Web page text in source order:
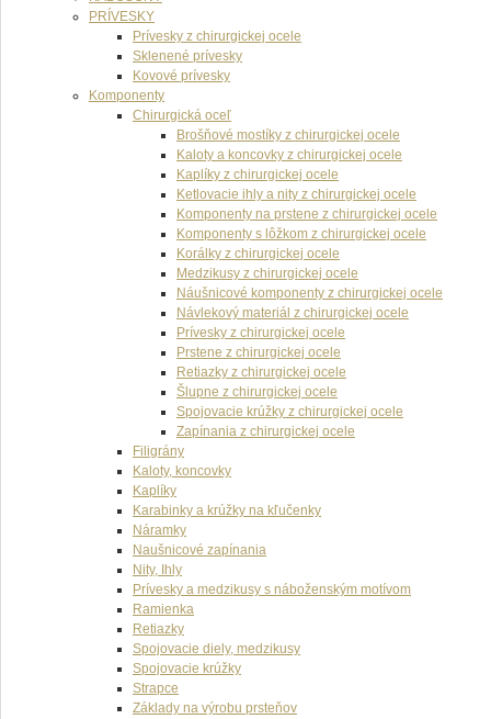
PRÍVESKY
Prívesky z chirurgickej ocele
Sklenené prívesky
Kovové prívesky
Komponenty
Chirurgická oceľ
Brošňové mostíky z chirurgickej ocele
Kaloty a koncovky z chirurgickej ocele
Kaplíky z chirurgickej ocele
Ketlovacie ihly a nity z chirurgickej ocele
Komponenty na prstene z chirurgickej ocele
Komponenty s lôžkom z chirurgickej ocele
Korálky z chirurgickej ocele
Medzikusy z chirurgickej ocele
Náušnicové komponenty z chirurgickej ocele
Návlekový materiál z chirurgickej ocele
Prívesky z chirurgickej ocele
Prstene z chirurgickej ocele
Retiazky z chirurgickej ocele
Šlupne z chirurgickej ocele
Spojovacie krúžky z chirurgickej ocele
Zapínania z chirurgickej ocele
Filigrány
Kaloty, koncovky
Kaplíky
Karabinky a krúžky na kľučenky
Náramky
Naušnicové zapínania
Nity, Ihly
Prívesky a medzikusy s náboženským motívom
Ramienka
Retiazky
Spojovacie diely, medzikusy
Spojovacie krúžky
Strapce
Základy na výrobu prsteňov